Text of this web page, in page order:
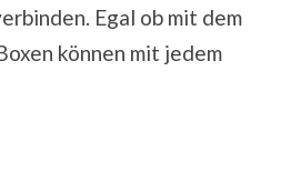
Egal ob mit dem
können mit jedem